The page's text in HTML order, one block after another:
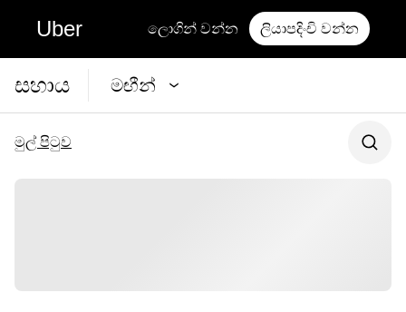
Uber ලොගින් වන්න ලියාපදිංචි වන්න
සහාය මඟීන්
මුල් පිටුව